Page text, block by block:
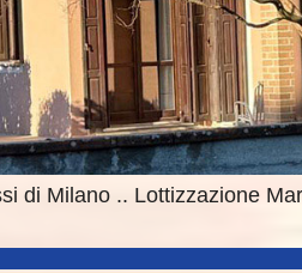
di Milano .. Lottizzazione